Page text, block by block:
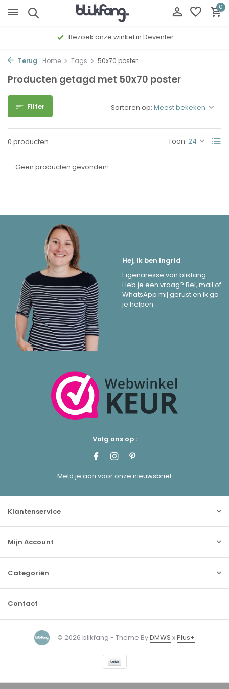
0
Bezoek onze winkel in Deventer
Terug Home Tags 50x70 poster
Producten getagd met 50x70 poster
Filter
0 producten Toon:
Sorteren op:
Geen producten gevonden!...
Hej, ik ben Ingrid
Eigenaresse van blikfang.
Heb je een vraag? Bel, mail of
WhatsApp mij gerust en ik ga
je helpen.
Volg ons op :
Meld je aan voor onze nieuwsbrief
Klantenservice
Mijn Account
Categoriën
Contact
© 2026 blikfang - Theme ByDMWS xPlus+